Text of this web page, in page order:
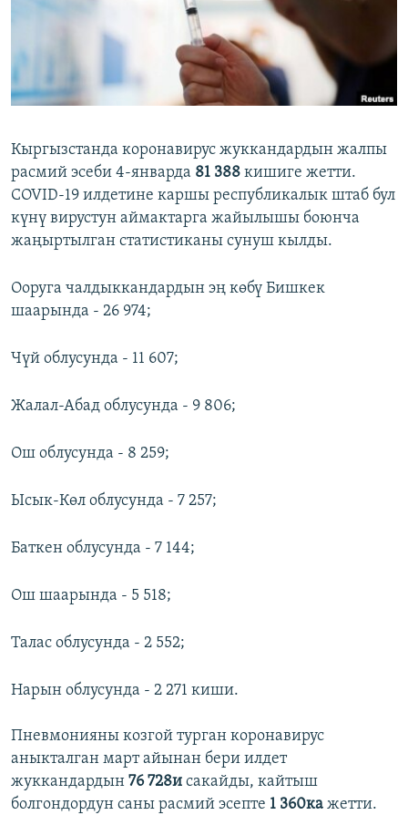
ЭЕ/АРнун бардык сайттары
Кыргызстанда коронавирус жуккандардын жалпы
расмий эсеби 4-январда 81 388 кишиге жетти.
COVID-19 илдетине каршы республикалык штаб бул
күнү вирустун аймактарга жайылышы боюнча
жаңыртылган статистиканы сунуш кылды.
Ооруга чалдыккандардын эң көбү Бишкек
шаарында - 26 974;
Чүй облусунда - 11 607;
Жалал-Абад облусунда - 9 806;
Ош облусунда - 8 259;
Ысык-Көл облусунда - 7 257;
Баткен облусунда - 7 144;
Ош шаарында - 5 518;
Талас облусунда - 2 552;
Нарын облусунда - 2 271 киши.
Пневмонияны козгой турган коронавирус
аныкталган март айынан бери илдет
жуккандардын 76 728и сакайды, кайтыш
болгондордун саны расмий эсепте 1 360ка жетти.